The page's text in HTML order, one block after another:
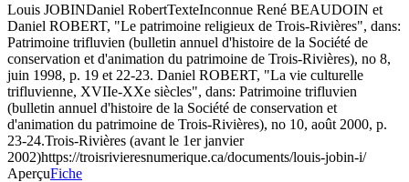
Louis JOBINDaniel RobertTexteInconnue René BEAUDOIN et
Daniel ROBERT, "Le patrimoine religieux de Trois-Rivières", dans:
Patrimoine trifluvien (bulletin annuel d'histoire de la Société de
conservation et d'animation du patrimoine de Trois-Rivières), no 8,
juin 1998, p. 19 et 22-23. Daniel ROBERT, "La vie culturelle
trifluvienne, XVIIe-XXe siècles", dans: Patrimoine trifluvien
(bulletin annuel d'histoire de la Société de conservation et
d'animation du patrimoine de Trois-Rivières), no 10, août 2000, p.
23-24.Trois-Rivières (avant le 1er janvier
2002)https://troisrivieresnumerique.ca/documents/louis-jobin-i/
AperçuFiche